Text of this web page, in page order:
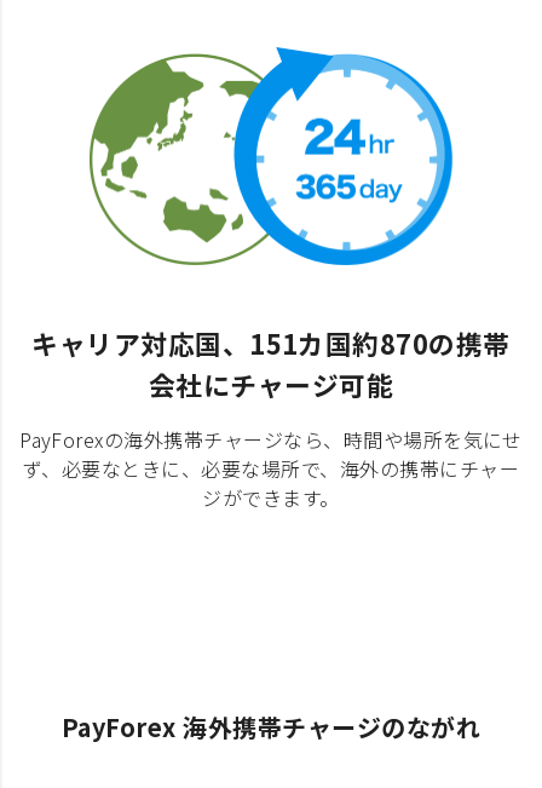
キャリア対応国、151カ国約870の携帯
会社にチャージ可能
PayForexの海外携帯チャージなら、時間や場所を気にせ
ず、必要なときに、必要な場所で、海外の携帯にチャー
ジができます。
PayForex 海外携帯チャージのながれ